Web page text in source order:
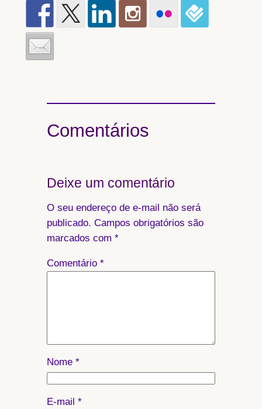
Comentários
Deixe um comentário
O seu endereço de e-mail não será
publicado. Campos obrigatórios são
marcados com *
Comentário *
Nome *
E-mail *